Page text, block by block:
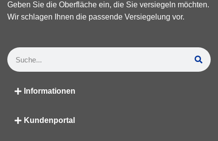
Geben Sie die Oberfläche ein, die Sie versiegeln möchten.
Wir schlagen Ihnen die passende Versiegelung vor.
Informationen
Kundenportal